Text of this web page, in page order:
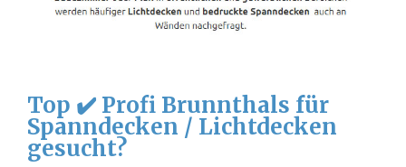
Top ✔️ Profi Brunnthals für
Spanndecken / Lichtdecken
gesucht?